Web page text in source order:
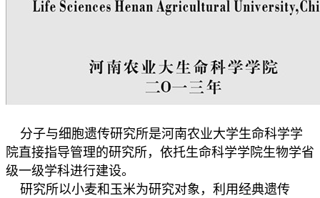
分子与细胞遗传研究所是河南农业大学生命科学学
院直接指导管理的研究所，依托生命科学学院生物学省
级一级学科进行建设。
研究所以小麦和玉米为研究对象，利用经典遗传